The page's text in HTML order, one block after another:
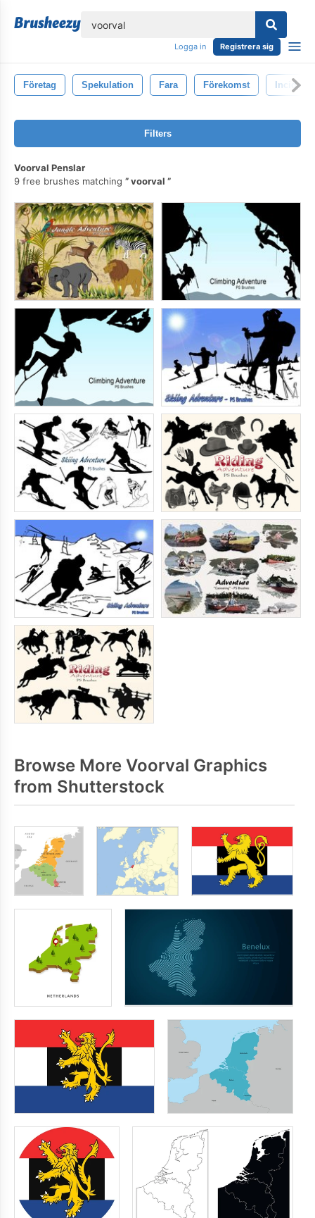
Logga in Registrera sig
Företag Spekulation Fara Förekomst Incident
Filters
Voorval Penslar
9 free brushes matching
voorval
Browse More Voorval Graphics
from Shutterstock